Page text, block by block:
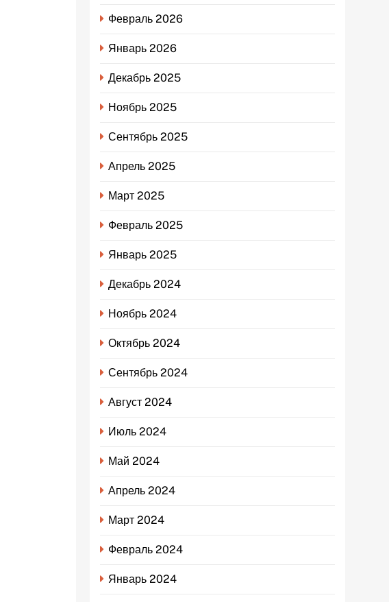
Февраль 2026
Январь 2026
Декабрь 2025
Ноябрь 2025
Сентябрь 2025
Апрель 2025
Март 2025
Февраль 2025
Январь 2025
Декабрь 2024
Ноябрь 2024
Октябрь 2024
Сентябрь 2024
Август 2024
Июль 2024
Май 2024
Апрель 2024
Март 2024
Февраль 2024
Январь 2024